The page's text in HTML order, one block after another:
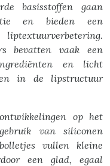
basisstoffen gaan
en bieden een
bevatten vaak een
en licht
in de lipstructuur
op het
van siliconen
vullen kleine
een glad, egaal